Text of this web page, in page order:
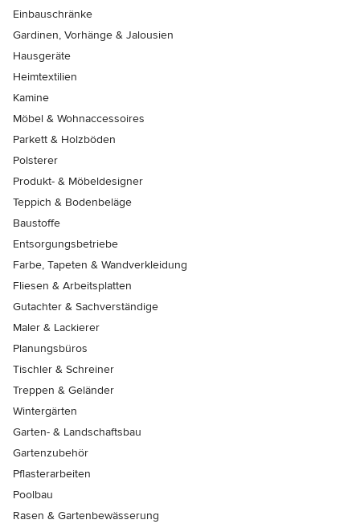
Einbauschränke
Gardinen, Vorhänge & Jalousien
Hausgeräte
Heimtextilien
Kamine
Möbel & Wohnaccessoires
Parkett & Holzböden
Polsterer
Produkt- & Möbeldesigner
Teppich & Bodenbeläge
Baustoffe
Entsorgungsbetriebe
Farbe, Tapeten & Wandverkleidung
Fliesen & Arbeitsplatten
Gutachter & Sachverständige
Maler & Lackierer
Planungsbüros
Tischler & Schreiner
Treppen & Geländer
Wintergärten
Garten- & Landschaftsbau
Gartenzubehör
Pflasterarbeiten
Poolbau
Rasen & Gartenbewässerung